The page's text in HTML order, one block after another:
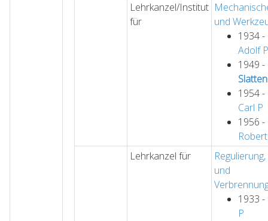
Lehrkanzel/Institut
für
und
1934
Adolf P
1949
1954
Carl P
1956
Robert
Lehrkanzel für
und
1933
P